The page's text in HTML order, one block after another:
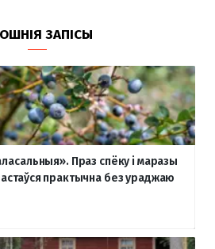
ЗАПІСЫ
Праз спёку і маразы
практычна без ураджаю